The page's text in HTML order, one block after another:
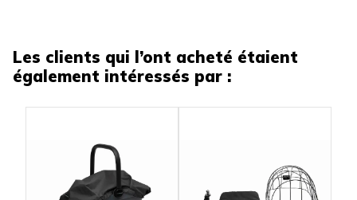
Les clients qui l’ont acheté étaient
également intéressés par :